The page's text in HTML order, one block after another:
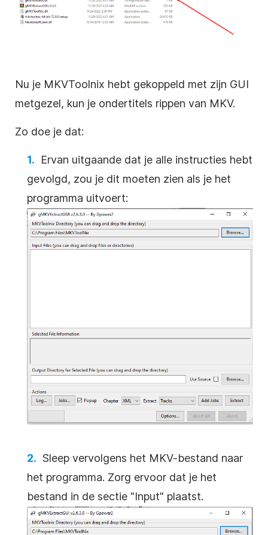
Nu je MKVToolnix hebt gekoppeld met zijn GUI
metgezel, kun je ondertitels rippen van MKV.
Zo doe je dat:
Ervan uitgaande dat je alle instructies hebt
gevolgd, zou je dit moeten zien als je het
programma uitvoert:
Sleep vervolgens het MKV-bestand naar
het programma. Zorg ervoor dat je het
bestand in de sectie "Input" plaatst.